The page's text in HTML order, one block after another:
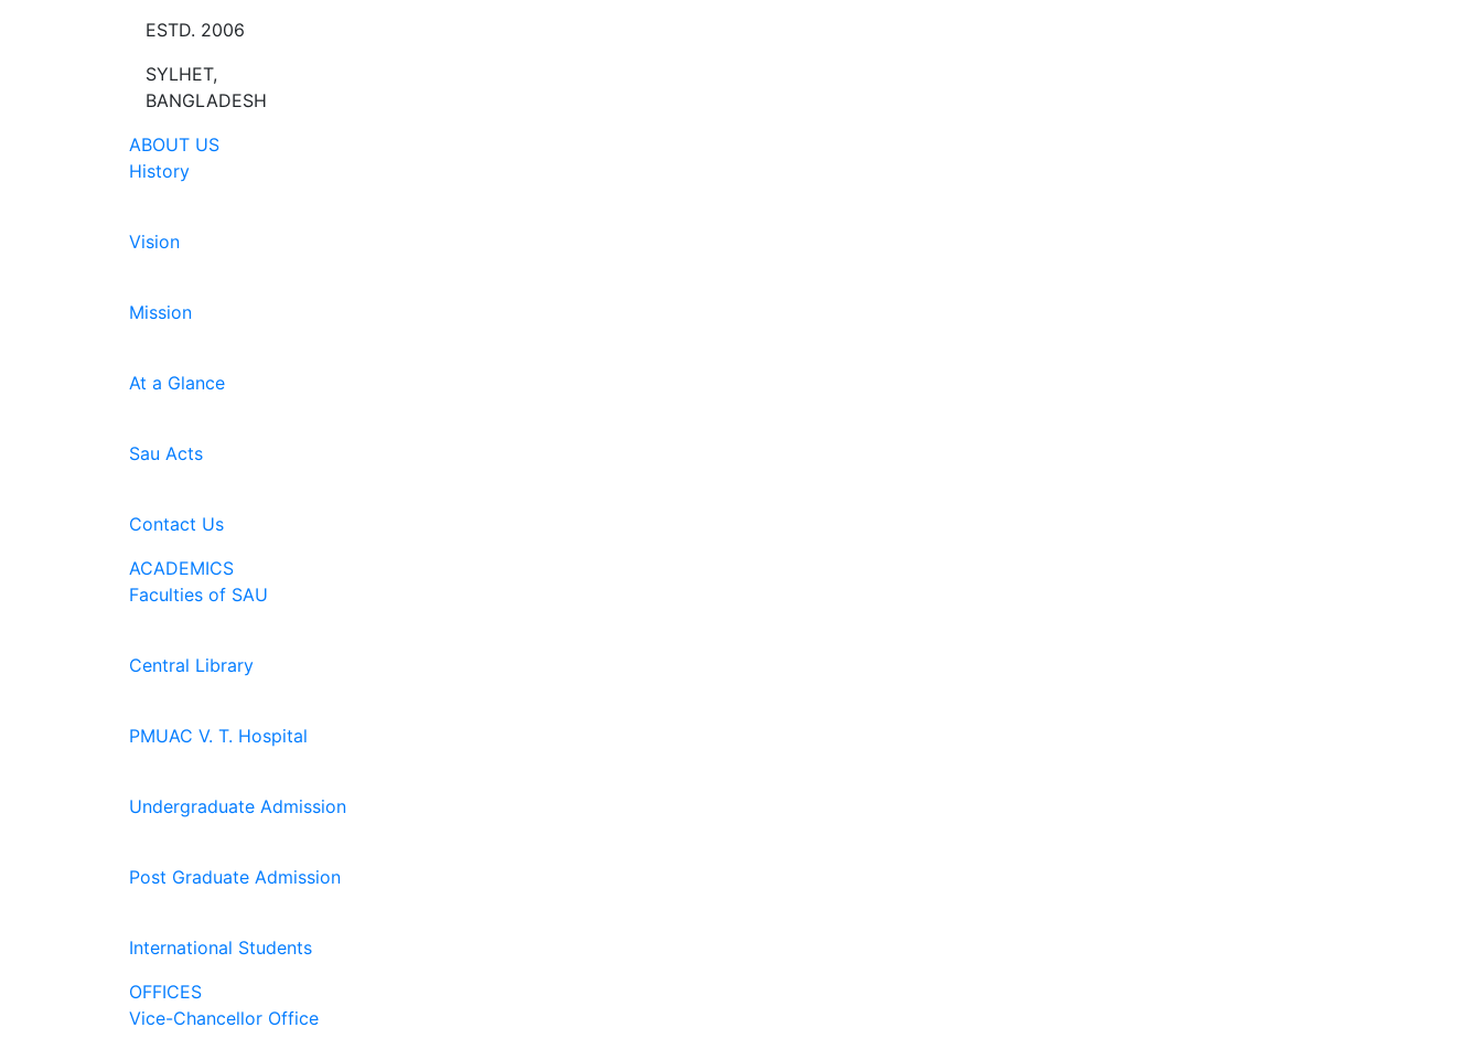
ESTD. 2006
SYLHET,
BANGLADESH
ABOUT US
History
Vision
Mission
At a Glance
Sau Acts
Contact Us
ACADEMICS
Faculties of SAU
Central Library
PMUAC V. T. Hospital
Undergraduate Admission
Post Graduate Admission
International Students
OFFICES
Vice-Chancellor Office